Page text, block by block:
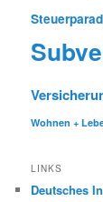
Wohnen +
LINKS
Deutsches